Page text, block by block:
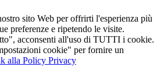
sito Web per offrirti l'esperienza più
preferenze e ripetendo le visite.
acconsenti all'uso di TUTTI i cookie.
cookie" per fornire un
alla Policy Privacy